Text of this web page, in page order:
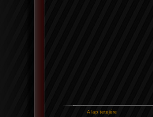
A lap tetejére